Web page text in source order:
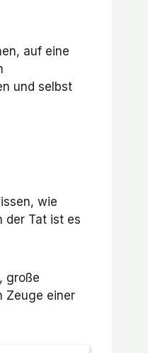
auf eine
und selbst
wie
der Tat ist es
große
Zeuge einer